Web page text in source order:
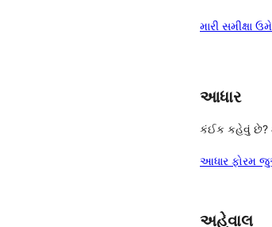
સમીક્ષાઓ
સ્ટાર
મારી સમીક્ષા
આધાર
કંઈક કહેવું છે?
આધાર ફોરમ
અહેવાલ